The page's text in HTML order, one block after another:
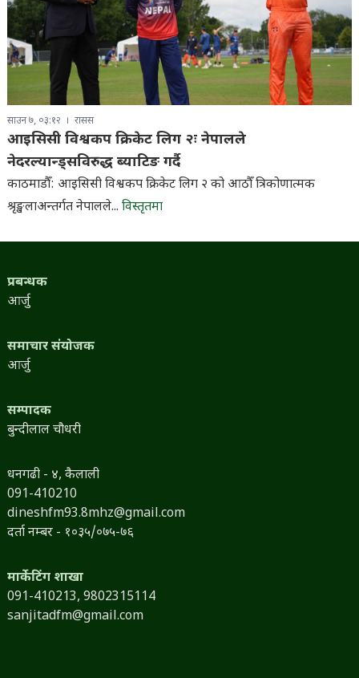
साउन ७, ०३:१२ रासस
आइसिसी विश्वकप क्रिकेट लिग २ः नेपालले
नेदरल्यान्ड्सविरुद्ध ब्याटिङ गर्दै
काठमाडौँ: आइसिसी विश्वकप क्रिकेट लिग २ को आठौँ त्रिकोणात्मक
श्रृङ्खलाअन्तर्गत नेपालले... विस्तृतमा
प्रबन्धक
आर्जु
समाचार संयोजक
आर्जु
सम्पादक
बुन्दीलाल चौधरी
धनगढी - ४, कैलाली
091-410210
dineshfm93.8mhz@gmail.com
दर्ता नम्बर - १०३५/०७५-७६
मार्केटिंग शाखा
091-410213, 9802315114
sanjitadfm@gmail.com